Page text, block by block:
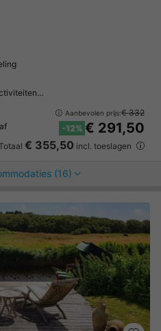
Aanbevolen prijs:€ 332
-12% € 291,50
€ 355,50 incl. toeslagen
(16)